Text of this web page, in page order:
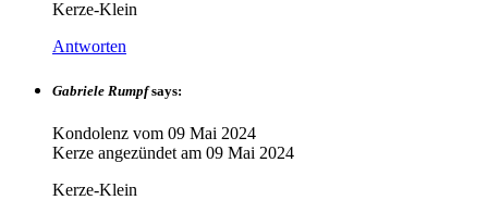
Kerze-Klein
Antworten
Gabriele Rumpf says:
Kondolenz vom 09 Mai 2024
Kerze angezündet am 09 Mai 2024
Kerze-Klein